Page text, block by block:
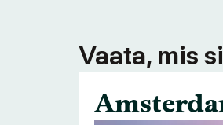
Vaata, mis